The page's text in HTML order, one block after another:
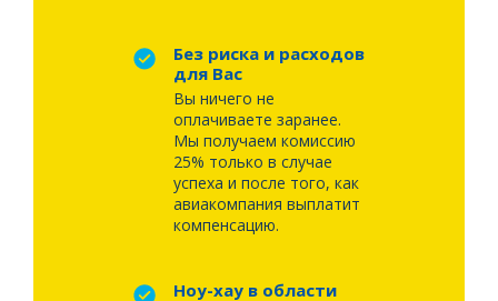
Без риска и расходов
для Вас
Вы ничего не
оплачиваете заранее.
Мы получаем комиссию
25% только в случае
успеха и после того, как
авиакомпания выплатит
компенсацию.
Ноу-хау в области